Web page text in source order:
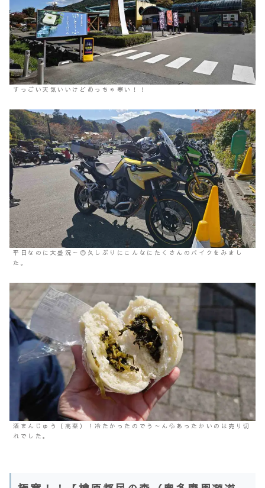
すっごい天気いいけどめっちゃ寒い！！
平日なのに大盛況～😊久しぶりにこんなにたくさんのバイクをみまし
た。
酒まんじゅう（高菜）！冷たかったのでう～ん💦あったかいのは売り切
れでした。